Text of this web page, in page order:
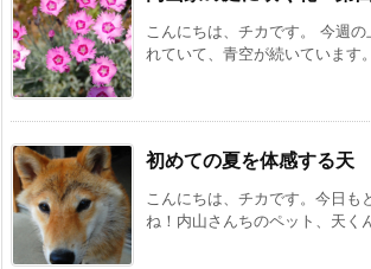
こんにちは、チカです。 今週
れていて、青空が続いています
初めての夏を体感する天
こんにちは、チカです。今日も
ね！内山さんちのペット、天く